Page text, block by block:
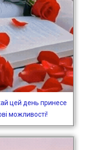
цей день принесе
можливості!